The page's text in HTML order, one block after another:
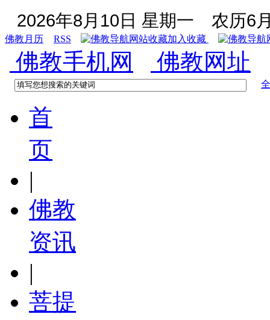
2026年8月10日 星期一 农历6
佛教月历 RSS 加入收藏
佛教手机网 佛教网址
首
页
|
佛教
资讯
|
菩提